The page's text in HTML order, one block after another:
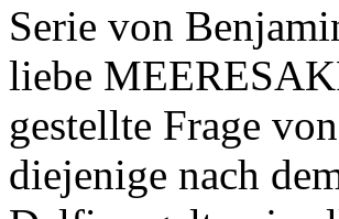
Serie von
liebe
gestellte Frage
diejenige nach